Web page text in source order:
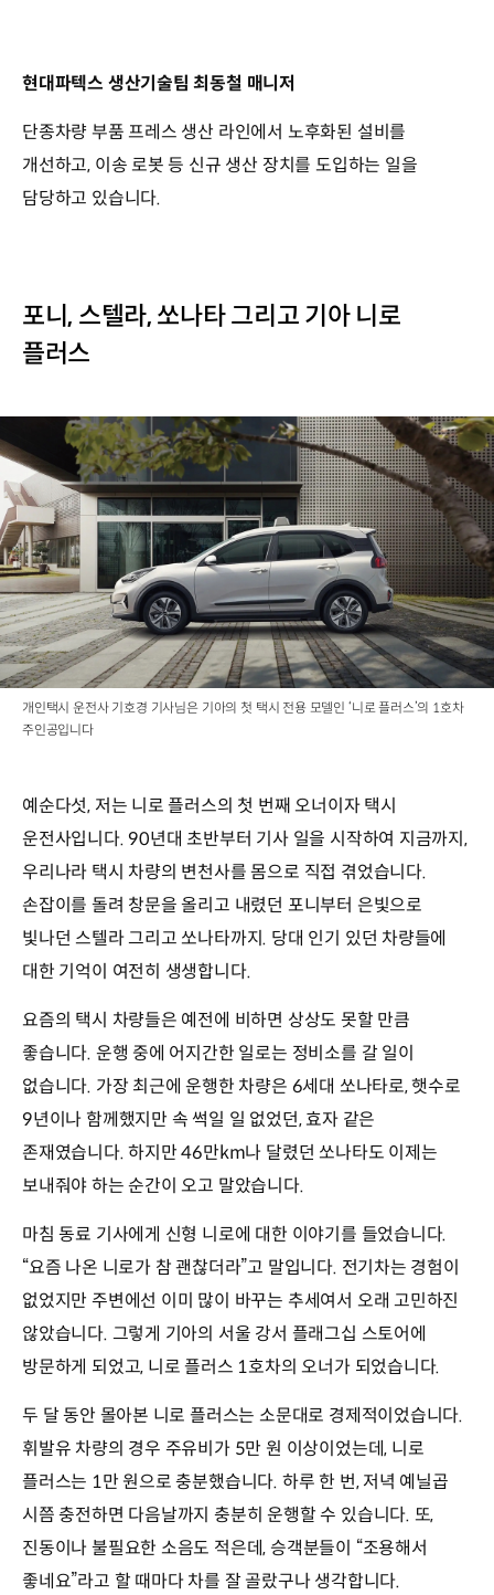
현대파텍스 생산기술팀 최동철 매니저
단종차량 부품 프레스 생산 라인에서 노후화된 설비를
개선하고, 이송 로봇 등 신규 생산 장치를 도입하는 일을
담당하고 있습니다.
포니, 스텔라, 쏘나타 그리고 기아 니로
플러스
개인택시 운전사 기호경 기사님은 기아의 첫 택시 전용 모델인 ‘니로 플러스’의 1호차
주인공입니다
예순다섯, 저는 니로 플러스의 첫 번째 오너이자 택시
운전사입니다. 90년대 초반부터 기사 일을 시작하여 지금까지,
우리나라 택시 차량의 변천사를 몸으로 직접 겪었습니다.
손잡이를 돌려 창문을 올리고 내렸던 포니부터 은빛으로
빛나던 스텔라 그리고 쏘나타까지. 당대 인기 있던 차량들에
대한 기억이 여전히 생생합니다.
요즘의 택시 차량들은 예전에 비하면 상상도 못할 만큼
좋습니다. 운행 중에 어지간한 일로는 정비소를 갈 일이
없습니다. 가장 최근에 운행한 차량은 6세대 쏘나타로, 햇수로
9년이나 함께했지만 속 썩일 일 없었던, 효자 같은
존재였습니다. 하지만 46만km나 달렸던 쏘나타도 이제는
보내줘야 하는 순간이 오고 말았습니다.
마침 동료 기사에게 신형 니로에 대한 이야기를 들었습니다.
“요즘 나온 니로가 참 괜찮더라”고 말입니다. 전기차는 경험이
없었지만 주변에선 이미 많이 바꾸는 추세여서 오래 고민하진
않았습니다. 그렇게 기아의 서울 강서 플래그십 스토어에
방문하게 되었고, 니로 플러스 1호차의 오너가 되었습니다.
두 달 동안 몰아본 니로 플러스는 소문대로 경제적이었습니다.
휘발유 차량의 경우 주유비가 5만 원 이상이었는데, 니로
플러스는 1만 원으로 충분했습니다. 하루 한 번, 저녁 예닐곱
시쯤 충전하면 다음날까지 충분히 운행할 수 있습니다. 또,
진동이나 불필요한 소음도 적은데, 승객분들이 “조용해서
좋네요”라고 할 때마다 차를 잘 골랐구나 생각합니다.